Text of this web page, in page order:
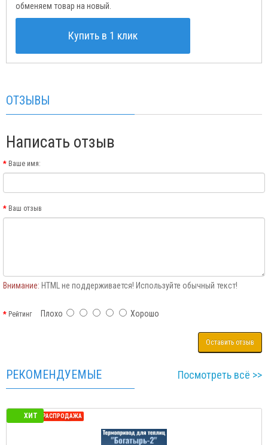
обменяем товар на новый.
Купить в 1 клик
ОТЗЫВЫ
Написать отзыв
Ваше имя:
Ваш отзыв
Внимание: HTML не поддерживается! Используйте обычный текст!
РейтингПлохо Хорошо
Оставить отзыв
РЕКОМЕНДУЕМЫЕ Посмотреть всё >>
ХИТ
СЕЗОННАЯ РАСПРОДАЖА